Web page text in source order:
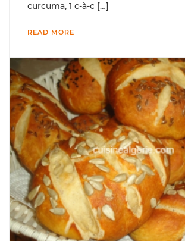
curcuma, 1 c-à-c […]
READ MORE